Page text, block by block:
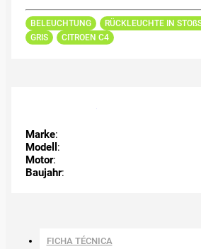
BELEUCHTUNG
RÜCKLEUCHTE IN
GRIS
CITROEN C4
Marke:
Modell :
Motor:
Baujahr:
FICHA TÉCNICA